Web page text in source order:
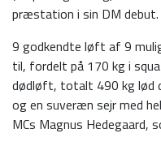
præstation i sin DM debut.
9 godkendte løft af 9
til, fordelt på 170 kg i
dødløft, totalt 490 kg lød
og en suveræn sejr med
MCs Magnus Hedegaard,